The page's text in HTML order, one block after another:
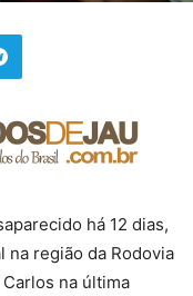
há 12 dias,
na região da Rodovia
na última